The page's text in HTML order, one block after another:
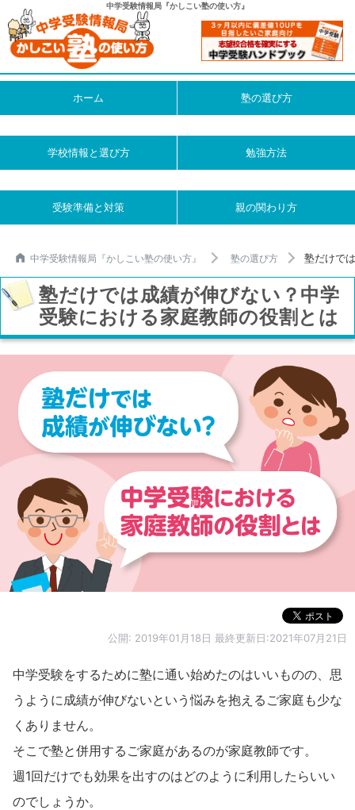
中学受験情報局『かしこい塾の使い方』
ホーム 塾の選び方
学校情報と選び方 勉強方法
受験準備と対策 親の関わり方
中学受験情報局『かしこい塾の使い方』 塾の選び方 塾だけで
塾だけでは成績が伸びない？中学
受験における家庭教師の役割とは
公開: 2019年01月18日 最終更新日:2021年07月21日
中学受験をするために塾に通い始めたのはいいものの、思
うように成績が伸びないという悩みを抱えるご家庭も少な
くありません。
そこで塾と併用するご家庭があるのが家庭教師です。
週1回だけでも効果を出すのはどのように利用したらいい
のでしょうか。